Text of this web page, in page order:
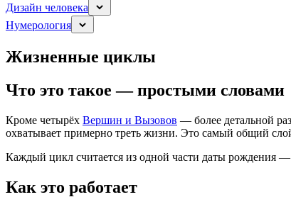
Дизайн человека
Нумерология
Жизненные циклы
Что это такое — простыми словами
Кроме четырёх Вершин и Вызовов — более детальной
охватывает примерно треть жизни. Это самый общий
Каждый цикл считается из одной части даты рождения
Как это работает